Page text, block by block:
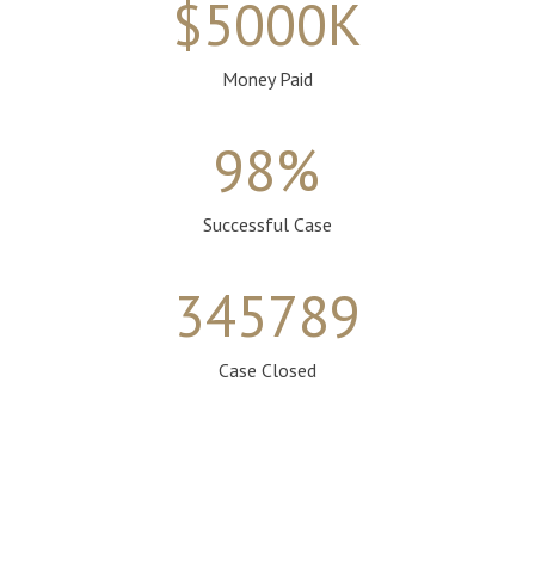
$5000K
Money Paid
98%
Successful Case
345789
Case Closed